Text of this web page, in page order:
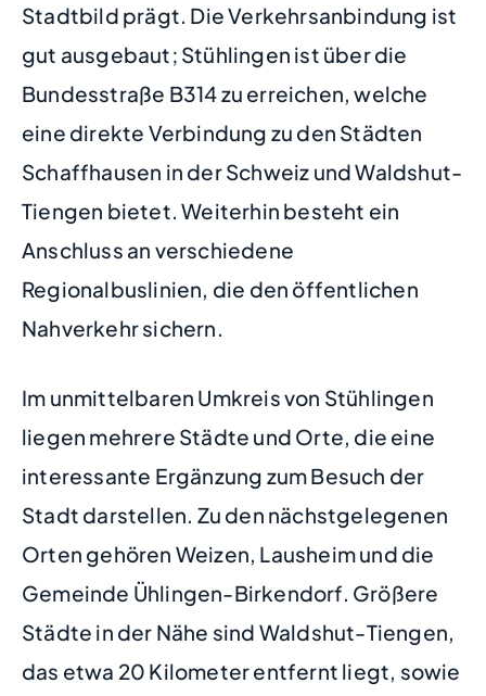
Stadtbild prägt. Die Verkehrsanbindung ist
gut ausgebaut; Stühlingen ist über die
Bundesstraße B314 zu erreichen, welche
eine direkte Verbindung zu den Städten
Schaffhausen in der Schweiz und Waldshut-
Tiengen bietet. Weiterhin besteht ein
Anschluss an verschiedene
Regionalbuslinien, die den öffentlichen
Nahverkehr sichern.
Im unmittelbaren Umkreis von Stühlingen
liegen mehrere Städte und Orte, die eine
interessante Ergänzung zum Besuch der
Stadt darstellen. Zu den nächstgelegenen
Orten gehören Weizen, Lausheim und die
Gemeinde Ühlingen-Birkendorf. Größere
Städte in der Nähe sind Waldshut-Tiengen,
das etwa 20 Kilometer entfernt liegt, sowie